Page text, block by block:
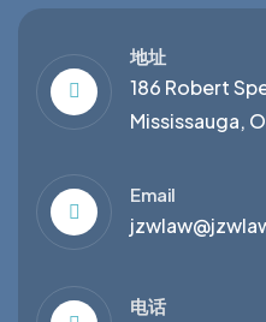
地址
186 Robert
Mississauga,
Email
电话